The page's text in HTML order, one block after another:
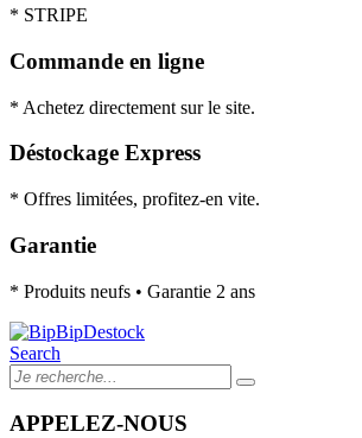
* STRIPE
Commande en ligne
* Achetez directement sur le site.
Déstockage Express
* Offres limitées, profitez-en vite.
Garantie
* Produits neufs • Garantie 2 ans
Search
APPELEZ-NOUS